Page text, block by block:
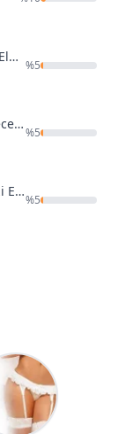
Siyah Parlak Lame Arkası İp Fantezi Elbise Lily Bianca LB-187
%5
Sistina Malizia Lame Deri Fantezi Gece Elbisesi F-415
%5
Kırmızı Parlak Lame Arkası İp Fantezi Elbise Lily Bianca LB-186
%5